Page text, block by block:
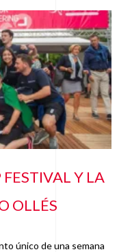
Y LA
OLLÉS
único de una semana